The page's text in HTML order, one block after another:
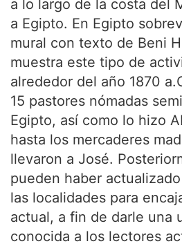
a lo largo de la costa del
a Egipto. En Egipto
mural con texto de Beni
muestra este tipo de
alrededor del año 1870
15 pastores nómadas
Egipto, así como lo hizo
hasta los mercaderes
llevaron a José.
pueden haber
las localidades para
actual, a fin de darle una
conocida a los lectores